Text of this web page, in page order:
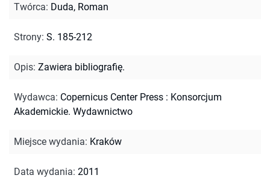
Twórca: Duda, Roman
Strony: S. 185-212
Opis: Zawiera bibliografię.
Wydawca: Copernicus Center Press : Konsorcjum
Akademickie. Wydawnictwo
Miejsce wydania: Kraków
Data wydania: 2011